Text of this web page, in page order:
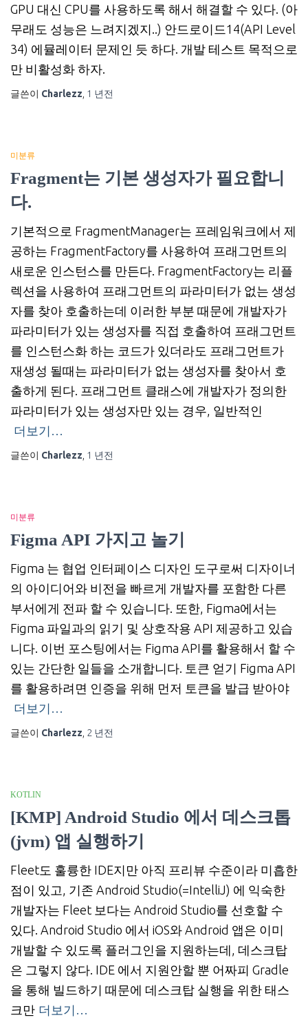
GPU 대신 CPU를 사용하도록 해서 해결할 수 있다. (아
무래도 성능은 느려지겠지..) 안드로이드14(API Level
34) 에뮬레이터 문제인 듯 하다. 개발 테스트 목적으로
만 비활성화 하자.
글쓴이 Charlezz 1 년전
미분류
Fragment는 기본 생성자가 필요합니
다.
기본적으로 FragmentManager는 프레임워크에서 제
공하는 FragmentFactory를 사용하여 프래그먼트의
새로운 인스턴스를 만든다. FragmentFactory는 리플
렉션을 사용하여 프래그먼트의 파라미터가 없는 생성
자를 찾아 호출하는데 이러한 부분 때문에 개발자가
파라미터가 있는 생성자를 직접 호출하여 프래그먼트
를 인스턴스화 하는 코드가 있더라도 프래그먼트가
재생성 될때는 파라미터가 없는 생성자를 찾아서 호
출하게 된다. 프래그먼트 클래스에 개발자가 정의한
파라미터가 있는 생성자만 있는 경우, 일반적인
더보기…
글쓴이 Charlezz 1 년전
미분류
Figma API 가지고 놀기
Figma 는 협업 인터페이스 디자인 도구로써 디자이너
의 아이디어와 비전을 빠르게 개발자를 포함한 다른
부서에게 전파 할 수 있습니다. 또한, Figma에서는
Figma 파일과의 읽기 및 상호작용 API 제공하고 있습
니다. 이번 포스팅에서는 Figma API를 활용해서 할 수
있는 간단한 일들을 소개합니다. 토큰 얻기 Figma API
를 활용하려면 인증을 위해 먼저 토큰을 발급 받아야
더보기…
글쓴이 Charlezz 2 년전
KOTLIN
[KMP] Android Studio 에서 데스크톱
(jvm) 앱 실행하기
Fleet도 훌륭한 IDE지만 아직 프리뷰 수준이라 미흡한
점이 있고, 기존 Android Studio(=IntelliJ) 에 익숙한
개발자는 Fleet 보다는 Android Studio를 선호할 수
있다. Android Studio 에서 iOS와 Android 앱은 이미
개발할 수 있도록 플러그인을 지원하는데, 데스크탑
은 그렇지 않다. IDE 에서 지원안할 뿐 어짜피 Gradle
을 통해 빌드하기 때문에 데스크탑 실행을 위한 태스
크만 더보기…